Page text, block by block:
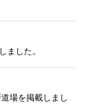
ました。
場を掲載しまし